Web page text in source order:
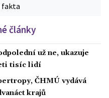
fakta
články
už ne, ukazuje
tisíc lidí
ČHMÚ vydává
krajů